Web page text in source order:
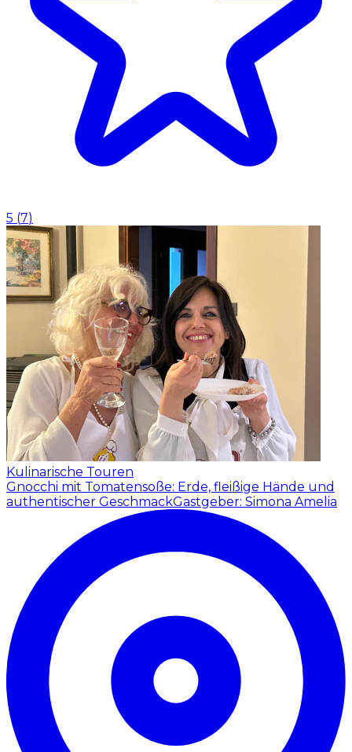
5 (7)
Kulinarische Touren
Gnocchi mit Tomatensoße: Erde, fleißige Hände und
authentischer GeschmackGastgeber: Simona Amelia